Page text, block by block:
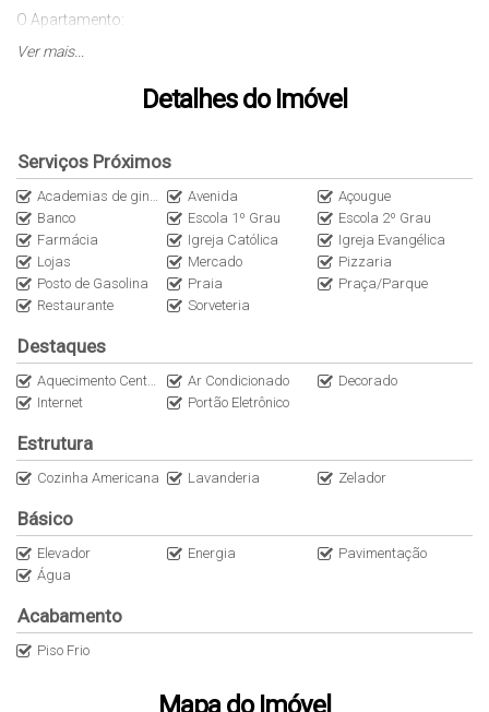
O Apartamento:
- Totalmente Mobiliado.
- 1 Banheiro Social.
- Vaga de Garagem Privativa para 2 carros.
- Sacada com churrasqueira.
Prédio com:
Elevador
Internet
Portão Eletrônico
Acabamento em Gesso
Câmeras de Segurança
Água e Gás individuais
Ver mais...
Detalhes do Imóvel
Serviços Próximos
Academias de ginástica Avenida
Açougue
Banco
Escola 1º Grau
Escola 2º Grau
Farmácia
Igreja Católica
Igreja Evangélica
Lojas
Mercado
Pizzaria
Posto de Gasolina
Praia
Praça/Parque
Restaurante
Sorveteria
Destaques
Aquecimento Central Ar Condicionado
Decorado
Internet
Portão Eletrônico
Estrutura
Cozinha Americana Lavanderia Zelador
Básico
Elevador Energia
Pavimentação
Água
Acabamento
Piso Frio
Mapa do Imóvel